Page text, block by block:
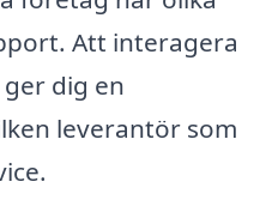
Att interagera
dig en
leverantör som